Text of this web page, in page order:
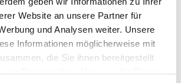
Website an unsere Partner für
und Analysen weiter. Unsere
Informationen möglicherweise mit
die Sie ihnen bereitgestellt
im Rahmen Ihrer Nutzung der Dienste